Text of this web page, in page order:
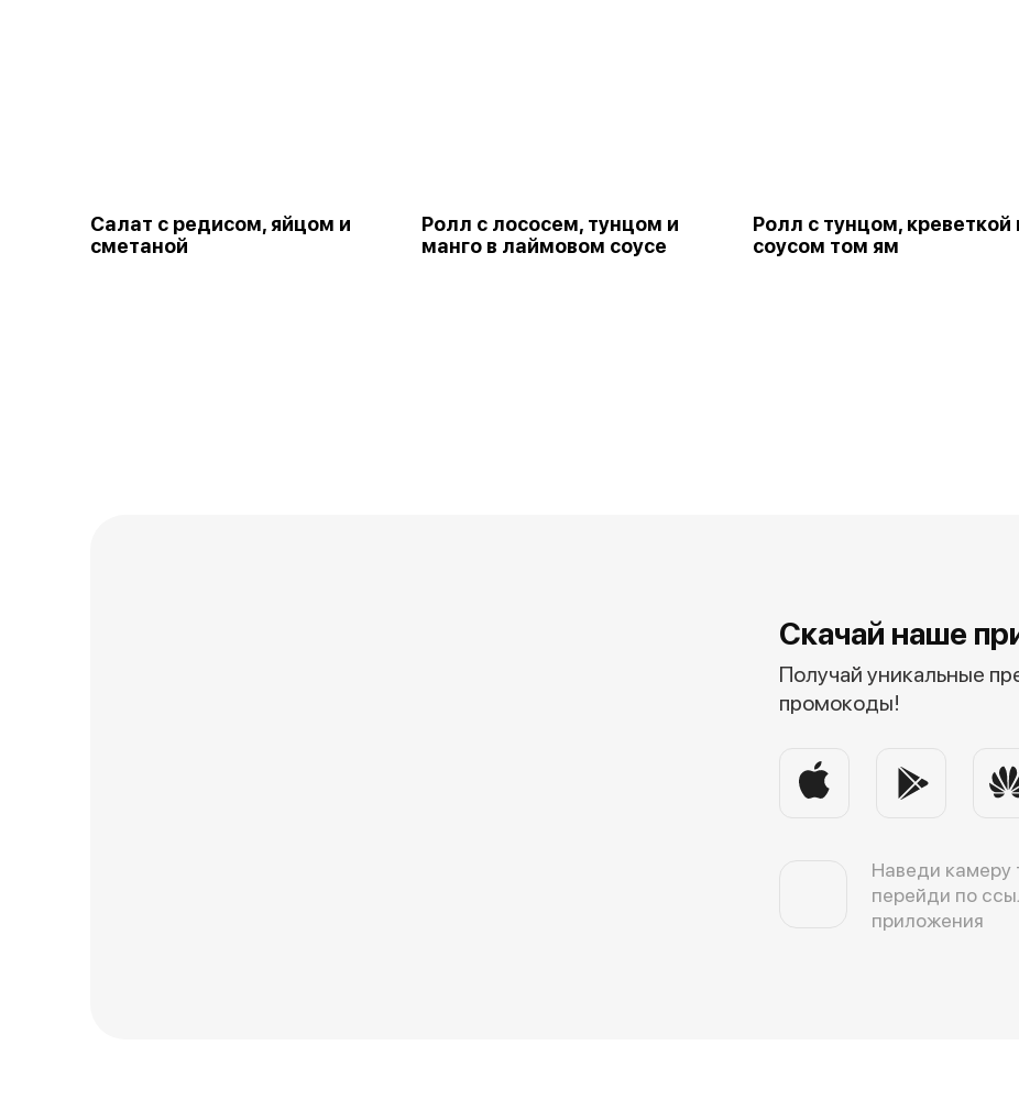
Салат с редисом, яйцом и
сметаной
Ролл с лососем, тунцом и
манго в лаймовом соусе
Ролл с тунцом, креветкой
соусом том ям
Скачай наше
Получай уникальные
промокоды!
Наведи камеру
перейди по
приложения